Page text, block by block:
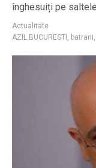
înghesuiți pe
Actualitate
AZIL BUCURESTI , batrani,